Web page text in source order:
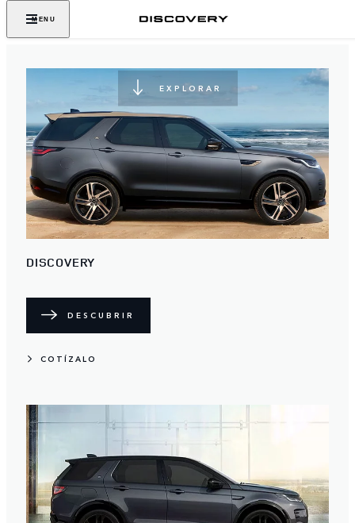
MENU NUNCA DEJES DE
DESCUBRIR
EXPLORAR
DISCOVERY
DESCUBRIR
COTÍZALO